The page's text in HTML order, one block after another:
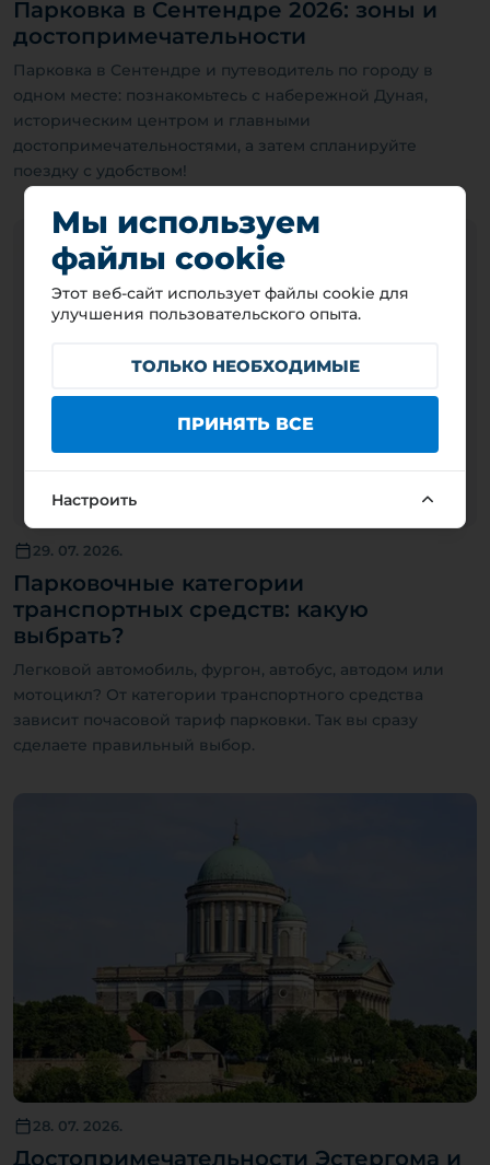
Парковка в Сентендре 2026: зоны и
достопримечательности
Парковка в Сентендре и путеводитель по городу в
одном месте: познакомьтесь с набережной Дуная,
историческим центром и главными
достопримечательностями, а затем спланируйте
поездку с удобством!
29. 07. 2026.
Парковочные категории
транспортных средств: какую
выбрать?
Легковой автомобиль, фургон, автобус, автодом или
мотоцикл? От категории транспортного средства
зависит почасовой тариф парковки. Так вы сразу
сделаете правильный выбор.
28. 07. 2026.
Достопримечательности Эстергома и
Мы используем
файлы cookie
Этот веб-сайт использует файлы cookie для
улучшения пользовательского опыта.
ТОЛЬКО НЕОБХОДИМЫЕ
ПРИНЯТЬ ВСЕ
Настроить